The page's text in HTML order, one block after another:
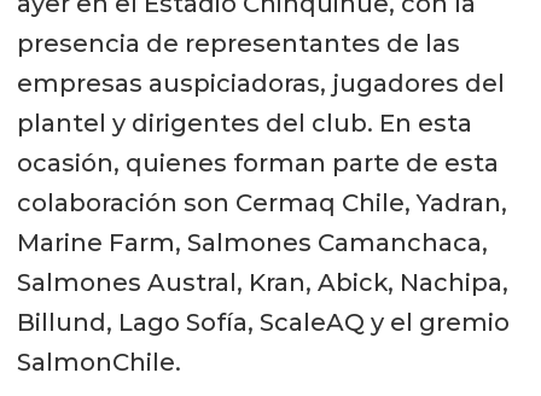
presencia de representantes de las
empresas auspiciadoras, jugadores del
plantel y dirigentes del club. En esta
ocasión, quienes forman parte de esta
colaboración son Cermaq Chile, Yadran,
Marine Farm, Salmones Camanchaca,
Salmones Austral, Kran, Abick, Nachipa,
⁠Billund, Lago Sofía, ⁠ScaleAQ y el gremio
SalmonChile.